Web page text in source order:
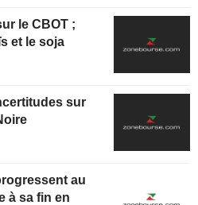
le CBOT ;
et le soja
sur
au
à sa fin en